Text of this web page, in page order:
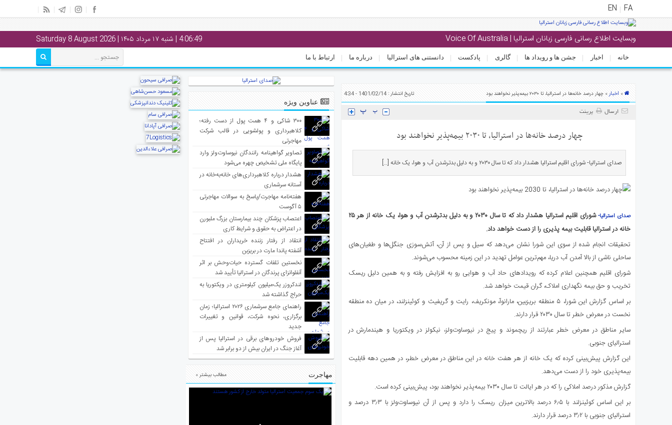
FA
EN
وبسایت اطلاع رسانی فارسی زبانان استرالیا | Voice Of Australia 4:06:50 | شنبه ۱۷ مرداد ۱۴۰۵ | Saturday 8 August 2026
خانه اخبار جشن ها و رویداد ها گالری پادکست دانستنی های استرالیا درباره ما ارتباط با ما
اصلی
خانه
» اخبار» چهار درصد خانه‌ها در استرالیا، تا ۲۰۳۰ بیمه‌پذیر نخواهند بود تاریخ انتشار : 1401/02/14 - 4:34
ارسال پرینت
چهار درصد خانه‌ها در استرالیا، تا ۲۰۳۰ بیمه‌پذیر نخواهند بود
صدای استرالیا- شورای اقلیم استرالیا هشدار داد که تا سال ۲۰۳۰ و به دلیل بدترشدن آب و هوا، یک خانه […]
صدای استرالیا-
شورای اقلیم استرالیا هشدار داد که تا سال ۲۰۳۰ و به دلیل بدترشدن آب و هوا، یک خانه از هر ۲۵
خانه در استرالیا قابلیت بیمه پذیری را از دست خواهد داد.
تحقیقات انجام شده از سوی این شورا نشان می‌دهد که سیل و پس از آن، آتش‌سوزی جنگل‌ها و طغیان‌های
ساحلی ناشی از بالا آمدن آب دریا، مهم‌ترین عوامل تهدید در این زمینه محسوب می‌شوند.
شورای اقلیم همچنین اعلام کرده که رویدادهای حاد آب و هوایی رو به افزایش رفته و به همین دلیل ریسک
تخریب و حق بیمه نگهداری املاک، گران قیمت خواهد شد.
بر اساس گزارش این شورا، ۵ منطقه بریزبین، مارانوآ، مونکریف، رایت و گریفیث و کوئینزلند، در میان ده منطقه
نخست در معرض خطر تا سال ۲۰۳۰ قرار دارند.
سایر مناطق در معرض خطر عبارتند از ریچموند و پیج در نیوساوت‌ولز، نیکولز در ویکتوریا و هیندمارش در
استرالیای جنوبی.
این گزارش پیش‌بینی کرده که یک خانه از هر هفت خانه در این مناطق در معرض خطر، در همین دهه قابلیت
بیمه‌پذیری خود را از دست می‌دهد.
گزارش مذکور درصد املاکی را که در هر ایالت تا سال ۲۰۳۰ بیمه‌پذیر نخواهند بود، پیش‌بینی کرده است.
بر این اساس کوئینزلند با ۶٫۵ درصد بالاترین میزان ریسک را دارد و پس از آن نیوساوت‌ولز با ۳٫۳ درصد و
استرالیای جنوبی با ۳٫۲ درصد قرار دارند.
عناوین ویژه
۳۰۰ شاکی و ۴ همت پول از دست رفته؛
کلاهبرداری و پولشویی در قالب شرکت
مهاجرتی
تصاویر گواهینامه رانندگان نیوساوت‌ولز وارد
پایگاه ملی تشخیص چهره می‌شود
هشدار درباره کلاهبرداری‌های خانه‌به‌خانه در
آستانه سرشماری
هفته‌نامه مهاجرت/پاسخ به سوالات مهاجرتی
۵ آگوست
اعتصاب پزشکان چند بیمارستان بزرگ ملبورن
در اعتراض به حقوق و شرایط کاری
انتقاد از رفتار زننده خریداران در افتتاح
آشفته پاندا مارت در بریزبن
نخستین تلفات گسترده حیات‌وحش بر اثر
آنفلوانزای پرندگان در استرالیا تأیید شد
لندکروزر یک‌میلیون کیلومتری در ویکتوریا به
حراج گذاشته شد
راهنمای جامع سرشماری ۲۰۲۶ استرالیا؛ زمان
برگزاری، نحوه شرکت، قوانین و تغییرات
جدید
فروش خودروهای برقی در استرالیا پس از
آغاز جنگ در ایران بیش از دو برابر شد
مهاجرت مطالب بیشتر »